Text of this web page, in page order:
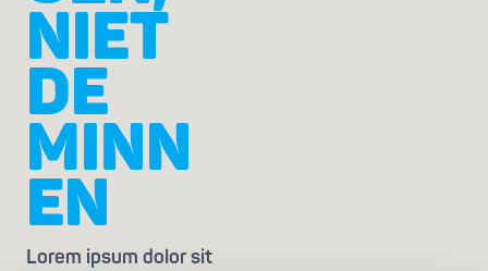
NIET
DE
MINN
EN
Lorem ipsum dolor sit